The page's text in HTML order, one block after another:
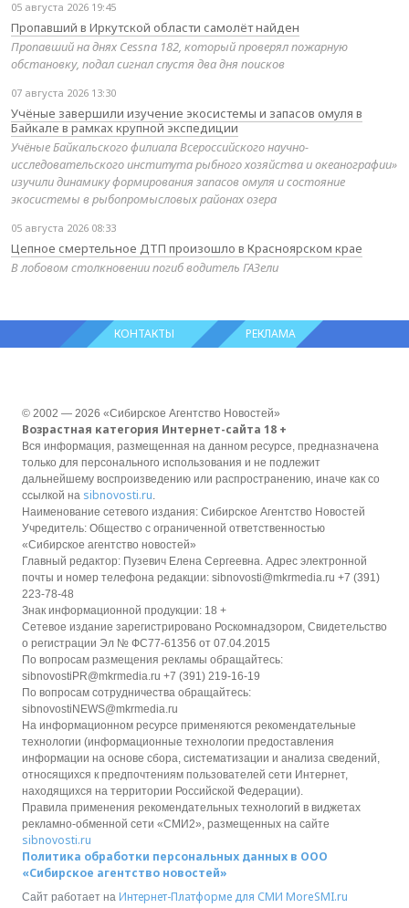
05 августа 2026 19:45
Пропавший в Иркутской области самолёт найден
Пропавший на днях Cessna 182, который проверял пожарную
обстановку, подал сигнал спустя два дня поисков
07 августа 2026 13:30
Учёные завершили изучение экосистемы и запасов омуля в
Байкале в рамках крупной экспедиции
Учёные Байкальского филиала Всероссийского научно-
исследовательского института рыбного хозяйства и океанографии»
изучили динамику формирования запасов омуля и состояние
экосистемы в рыбопромысловых районах озера
05 августа 2026 08:33
Цепное смертельное ДТП произошло в Красноярском крае
В лобовом столкновении погиб водитель ГАЗели
КОНТАКТЫ РЕКЛАМА
© 2002 — 2026 «Сибирское Агентство Новостей»
Возрастная категория Интернет-сайта 18 +
Вся информация, размещенная на данном ресурсе, предназначена
только для персонального использования и не подлежит
дальнейшему воспроизведению или распространению, иначе как со
ссылкой на sibnovosti.ru.
Наименование сетевого издания: Сибирское Агентство Новостей
Учредитель: Общество с ограниченной ответственностью
«Сибирское агентство новостей»
Главный редактор: Пузевич Елена Сергеевна. Адрес электронной
почты и номер телефона редакции: sibnovosti@mkrmedia.ru +7 (391)
223-78-48
Знак информационной продукции: 18 +
Сетевое издание зарегистрировано Роскомнадзором, Свидетельство
о регистрации Эл № ФС77-61356 от 07.04.2015
По вопросам размещения рекламы обращайтесь:
sibnovostiPR@mkrmedia.ru +7 (391) 219-16-19
По вопросам сотрудничества обращайтесь:
sibnovostiNEWS@mkrmedia.ru
На информационном ресурсе применяются рекомендательные
технологии (информационные технологии предоставления
информации на основе сбора, систематизации и анализа сведений,
относящихся к предпочтениям пользователей сети Интернет,
находящихся на территории Российской Федерации).
Правила применения рекомендательных технологий в виджетах
рекламно-обменной сети «СМИ2», размещенных на сайте
sibnovosti.ru
Политика обработки персональных данных в ООО
«Сибирское агентство новостей»
Сайт работает на Интернет-Платформе для СМИ MoreSMI.ru